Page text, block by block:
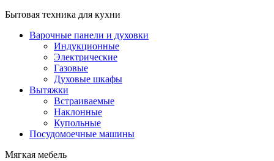
Бытовая техника для кухни
Варочные панели и духовки
Индукционные
Электрические
Газовые
Духовые шкафы
Вытяжки
Встраиваемые
Наклонные
Купольные
Посудомоечные машины
Мягкая мебель